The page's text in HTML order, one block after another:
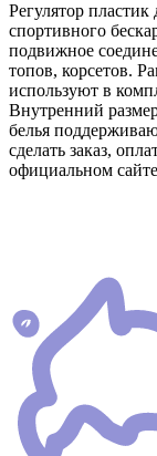
Регулятор
спортивного
подвижное
топов, корсетов.
используют в
Внутренний
белья
сделать заказ,
официальном